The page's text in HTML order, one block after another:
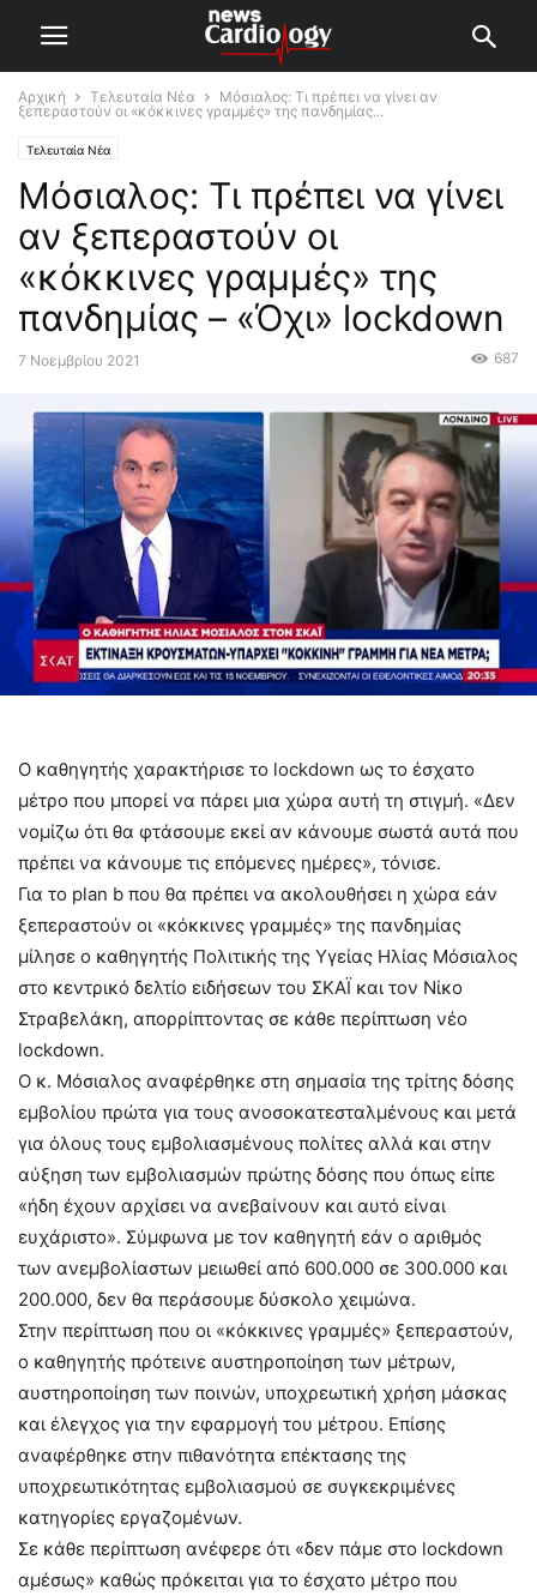
Αρχική Τελευταία Νέα
Μόσιαλος: Τι πρέπει να γίνει αν
ξεπεραστούν οι «κόκκινες γραμμές» της πανδημίας...
Τελευταία Νέα
Μόσιαλος: Τι πρέπει να γίνει
αν ξεπεραστούν οι
«κόκκινες γραμμές» της
πανδημίας – «Όχι» lockdown
7 Νοεμβρίου 2021 687
Ο καθηγητής χαρακτήρισε το lockdown ως το έσχατο
μέτρο που μπορεί να πάρει μια χώρα αυτή τη στιγμή. «Δεν
νομίζω ότι θα φτάσουμε εκεί αν κάνουμε σωστά αυτά που
πρέπει να κάνουμε τις επόμενες ημέρες», τόνισε.
Για το plan b που θα πρέπει να ακολουθήσει η χώρα εάν
ξεπεραστούν οι «κόκκινες γραμμές» της πανδημίας
μίλησε ο καθηγητής Πολιτικής της Υγείας Ηλίας Μόσιαλος
στο κεντρικό δελτίο ειδήσεων του ΣΚΑΪ και τον Νίκο
Στραβελάκη, απορρίπτοντας σε κάθε περίπτωση νέο
lockdown.
Ο κ. Μόσιαλος αναφέρθηκε στη σημασία της τρίτης δόσης
εμβολίου πρώτα για τους ανοσοκατεσταλμένους και μετά
για όλους τους εμβολιασμένους πολίτες αλλά και στην
αύξηση των εμβολιασμών πρώτης δόσης που όπως είπε
«ήδη έχουν αρχίσει να ανεβαίνουν και αυτό είναι
ευχάριστο». Σύμφωνα με τον καθηγητή εάν ο αριθμός
των ανεμβολίαστων μειωθεί από 600.000 σε 300.000 και
200.000, δεν θα περάσουμε δύσκολο χειμώνα.
Στην περίπτωση που οι «κόκκινες γραμμές» ξεπεραστούν,
ο καθηγητής πρότεινε αυστηροποίηση των μέτρων,
αυστηροποίηση των ποινών, υποχρεωτική χρήση μάσκας
και έλεγχος για την εφαρμογή του μέτρου. Επίσης
αναφέρθηκε στην πιθανότητα επέκτασης της
υποχρεωτικότητας εμβολιασμού σε συγκεκριμένες
κατηγορίες εργαζομένων.
Σε κάθε περίπτωση ανέφερε ότι «δεν πάμε στο lockdown
αμέσως» καθώς πρόκειται για το έσχατο μέτρο που